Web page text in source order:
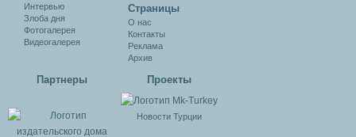
Интервью
Злоба дня
Фотогалерея
Видеогалерея
Cтраницы
О нас
Контакты
Реклама
Архив
Партнеры Проекты
Новости Турции